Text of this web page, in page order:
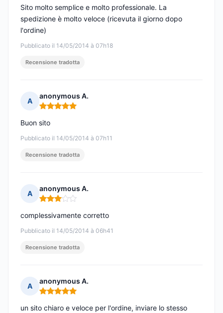
Pubblicato il 14/05/2014 à 07h18
Sito molto semplice e molto professionale. La
spedizione è molto veloce (ricevuta il giorno dopo
l'ordine)
Recensione tradotta
A
anonymous A.
Nota: 5 su 5
Pubblicato il 14/05/2014 à 07h11
Buon sito
Recensione tradotta
A
anonymous A.
Nota: 3 su 5
Pubblicato il 14/05/2014 à 06h41
complessivamente corretto
Recensione tradotta
A
anonymous A.
Nota: 5 su 5
un sito chiaro e veloce per l'ordine, inviare lo stesso